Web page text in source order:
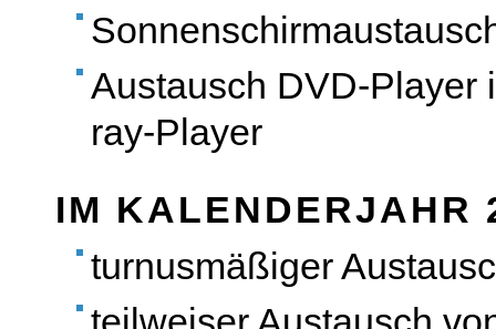
Austausch DVD-Player
ray-Player
IM KALENDERJAHR
turnusmäßiger